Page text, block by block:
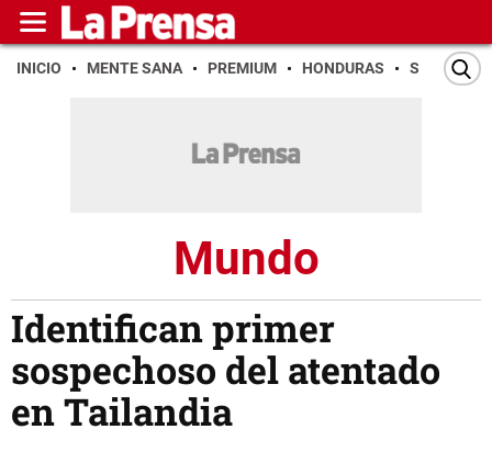
INICIO MENTE SANA PREMIUM HONDURAS SAN PEDRO
Mundo
Identifican primer
sospechoso del atentado
en Tailandia